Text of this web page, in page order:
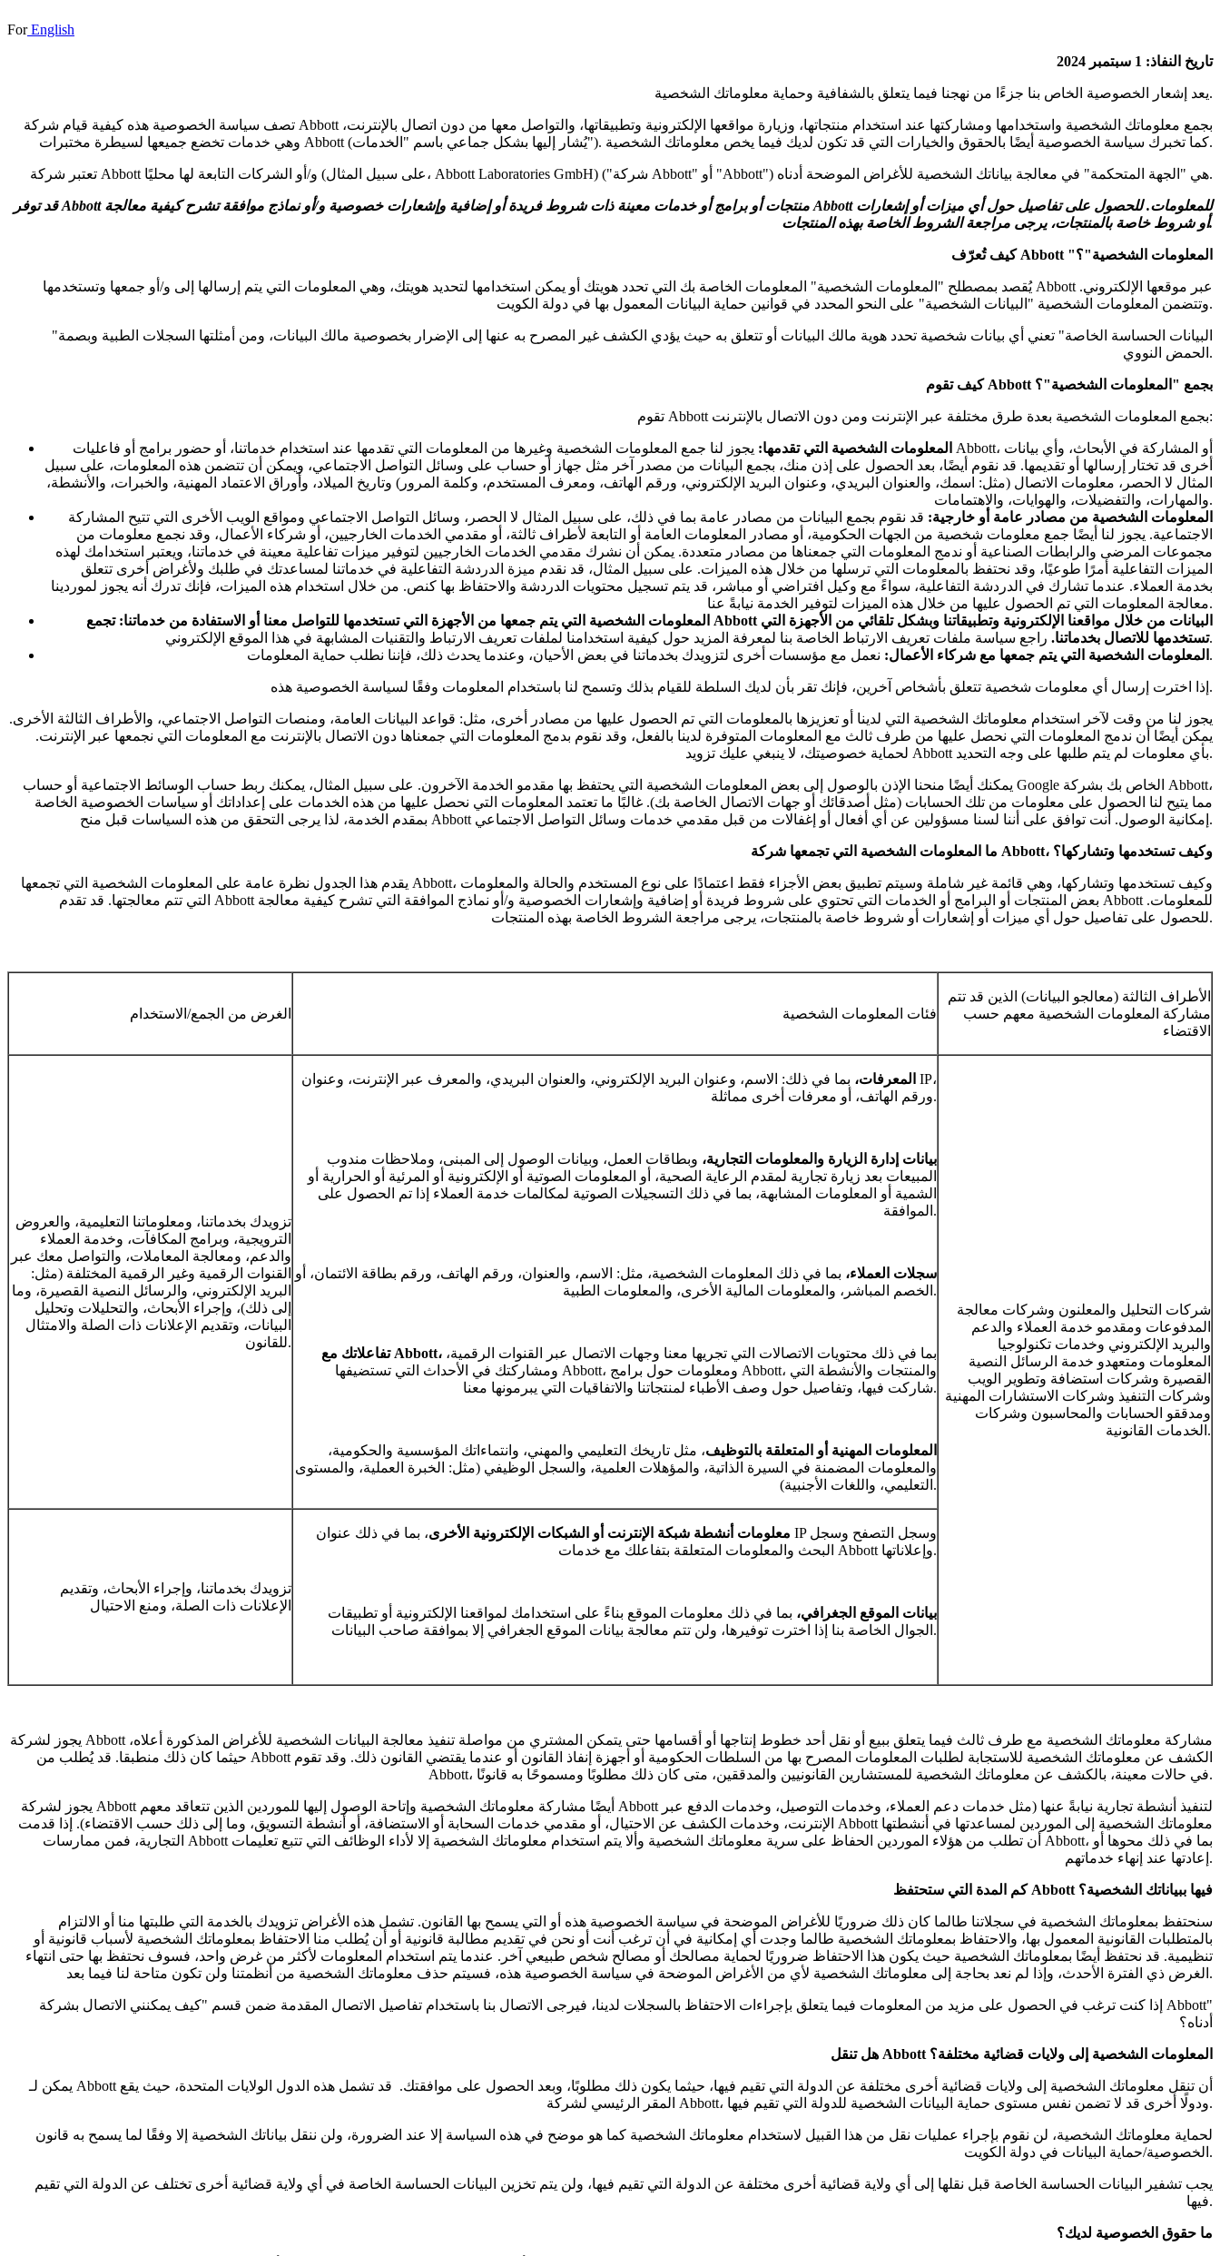
ForEnglish
تاريخ النفاذ: 1 سبتمبر 2024
يعد إشعار الخصوصية الخاص بنا جزءًا من نهجنا فيما يتعلق بالشفافية وحماية معلوماتك الشخصية.
تصف سياسة الخصوصية هذه كيفية قيام شركة Abbott بجمع معلوماتك الشخصية واستخدامها ومشاركتها عند استخدام منتجاتها، وزيارة مواقعها الإلكترونية وتطبيقاتها، والتواصل معها من دون اتصال بالإنترنت،
وهي خدمات تخضع جميعها لسيطرة مختبرات Abbott (يُشار إليها بشكل جماعي باسم "الخدمات"). كما تخبرك سياسة الخصوصية أيضًا بالحقوق والخيارات التي قد تكون لديك فيما يخص معلوماتك الشخصية.
تعتبر شركة Abbott و/أو الشركات التابعة لها محليًا (على سبيل المثال، Abbott Laboratories GmbH) ("شركة Abbott" أو "Abbott") هي "الجهة المتحكمة" في معالجة بياناتك الشخصية للأغراض الموضحة أدناه.
قد توفر Abbott منتجات أو برامج أو خدمات معينة ذات شروط فريدة أو إضافية وإشعارات خصوصية و/أو نماذج موافقة تشرح كيفية معالجة Abbott للمعلومات. للحصول على تفاصيل حول أي ميزات أو إشعارات
أو شروط خاصة بالمنتجات، يرجى مراجعة الشروط الخاصة بهذه المنتجات.
كيف تُعرّف Abbott "المعلومات الشخصية"؟
يُقصد بمصطلح "المعلومات الشخصية" المعلومات الخاصة بك التي تحدد هويتك أو يمكن استخدامها لتحديد هويتك، وهي المعلومات التي يتم إرسالها إلى و/أو جمعها وتستخدمها Abbott عبر موقعها الإلكتروني.
وتتضمن المعلومات الشخصية "البيانات الشخصية" على النحو المحدد في قوانين حماية البيانات المعمول بها في دولة الكويت.
"البيانات الحساسة الخاصة" تعني أي بيانات شخصية تحدد هوية مالك البيانات أو تتعلق به حيث يؤدي الكشف غير المصرح به عنها إلى الإضرار بخصوصية مالك البيانات، ومن أمثلتها السجلات الطبية وبصمة
الحمض النووي.
كيف تقوم Abbott بجمع "المعلومات الشخصية"؟
تقوم Abbott بجمع المعلومات الشخصية بعدة طرق مختلفة عبر الإنترنت ومن دون الاتصال بالإنترنت:
المعلومات الشخصية التي تقدمها: يجوز لنا جمع المعلومات الشخصية وغيرها من المعلومات التي تقدمها عند استخدام خدماتنا، أو حضور برامج أو فاعليات Abbott، أو المشاركة في الأبحاث، وأي بيانات
أخرى قد تختار إرسالها أو تقديمها. قد نقوم أيضًا، بعد الحصول على إذن منك، بجمع البيانات من مصدر آخر مثل جهاز أو حساب على وسائل التواصل الاجتماعي، ويمكن أن تتضمن هذه المعلومات، على سبيل
المثال لا الحصر، معلومات الاتصال (مثل: اسمك، والعنوان البريدي، وعنوان البريد الإلكتروني، ورقم الهاتف، ومعرف المستخدم، وكلمة المرور) وتاريخ الميلاد، وأوراق الاعتماد المهنية، والخبرات، والأنشطة،
والمهارات، والتفضيلات، والهوايات، والاهتمامات.
المعلومات الشخصية من مصادر عامة أو خارجية: قد نقوم بجمع البيانات من مصادر عامة بما في ذلك، على سبيل المثال لا الحصر، وسائل التواصل الاجتماعي ومواقع الويب الأخرى التي تتيح المشاركة
الاجتماعية. يجوز لنا أيضًا جمع معلومات شخصية من الجهات الحكومية، أو مصادر المعلومات العامة أو التابعة لأطراف ثالثة، أو مقدمي الخدمات الخارجيين، أو شركاء الأعمال، وقد نجمع معلومات من
مجموعات المرضى والرابطات الصناعية أو ندمج المعلومات التي جمعناها من مصادر متعددة. يمكن أن نشرك مقدمي الخدمات الخارجيين لتوفير ميزات تفاعلية معينة في خدماتنا، ويعتبر استخدامك لهذه
الميزات التفاعلية أمرًا طوعيًا، وقد نحتفظ بالمعلومات التي ترسلها من خلال هذه الميزات. على سبيل المثال، قد نقدم ميزة الدردشة التفاعلية في خدماتنا لمساعدتك في طلبك ولأغراض أخرى تتعلق
بخدمة العملاء. عندما تشارك في الدردشة التفاعلية، سواءً مع وكيل افتراضي أو مباشر، قد يتم تسجيل محتويات الدردشة والاحتفاظ بها كنص. من خلال استخدام هذه الميزات، فإنك تدرك أنه يجوز لموردينا
معالجة المعلومات التي تم الحصول عليها من خلال هذه الميزات لتوفير الخدمة نيابةً عنا.
المعلومات الشخصية التي يتم جمعها من الأجهزة التي تستخدمها للتواصل معنا أو الاستفادة من خدماتنا: تجمع Abbott البيانات من خلال مواقعنا الإلكترونية وتطبيقاتنا وبشكل تلقائي من الأجهزة التي
تستخدمها للاتصال بخدماتنا.راجع سياسة ملفات تعريف الارتباط الخاصة بنا لمعرفة المزيد حول كيفية استخدامنا لملفات تعريف الارتباط والتقنيات المشابهة في هذا الموقع الإلكتروني.
المعلومات الشخصية التي يتم جمعها مع شركاء الأعمال: نعمل مع مؤسسات أخرى لتزويدك بخدماتنا في بعض الأحيان، وعندما يحدث ذلك، فإننا نطلب حماية المعلومات.
إذا اخترت إرسال أي معلومات شخصية تتعلق بأشخاص آخرين، فإنك تقر بأن لديك السلطة للقيام بذلك وتسمح لنا باستخدام المعلومات وفقًا لسياسة الخصوصية هذه.
يجوز لنا من وقت لآخر استخدام معلوماتك الشخصية التي لدينا أو تعزيزها بالمعلومات التي تم الحصول عليها من مصادر أخرى، مثل: قواعد البيانات العامة، ومنصات التواصل الاجتماعي، والأطراف الثالثة الأخرى.
يمكن أيضًا أن ندمج المعلومات التي نحصل عليها من طرف ثالث مع المعلومات المتوفرة لدينا بالفعل، وقد نقوم بدمج المعلومات التي جمعناها دون الاتصال بالإنترنت مع المعلومات التي نجمعها عبر الإنترنت.
لحماية خصوصيتك، لا ينبغي عليك تزويد Abbott بأي معلومات لم يتم طلبها على وجه التحديد.
يمكنك أيضًا منحنا الإذن بالوصول إلى بعض المعلومات الشخصية التي يحتفظ بها مقدمو الخدمة الآخرون. على سبيل المثال، يمكنك ربط حساب الوسائط الاجتماعية أو حساب Google الخاص بك بشركة Abbott،
مما يتيح لنا الحصول على معلومات من تلك الحسابات (مثل أصدقائك أو جهات الاتصال الخاصة بك). غالبًا ما تعتمد المعلومات التي نحصل عليها من هذه الخدمات على إعداداتك أو سياسات الخصوصية الخاصة
بمقدم الخدمة، لذا يرجى التحقق من هذه السياسات قبل منح Abbott إمكانية الوصول. أنت توافق على أننا لسنا مسؤولين عن أي أفعال أو إغفالات من قبل مقدمي خدمات وسائل التواصل الاجتماعي.
ما المعلومات الشخصية التي تجمعها شركة Abbott، وكيف تستخدمها وتشاركها؟
يقدم هذا الجدول نظرة عامة على المعلومات الشخصية التي تجمعها Abbott، وكيف تستخدمها وتشاركها، وهي قائمة غير شاملة وسيتم تطبيق بعض الأجزاء فقط اعتمادًا على نوع المستخدم والحالة والمعلومات
التي تتم معالجتها. قد تقدم Abbott بعض المنتجات أو البرامج أو الخدمات التي تحتوي على شروط فريدة أو إضافية وإشعارات الخصوصية و/أو نماذج الموافقة التي تشرح كيفية معالجة Abbott للمعلومات.
للحصول على تفاصيل حول أي ميزات أو إشعارات أو شروط خاصة بالمنتجات، يرجى مراجعة الشروط الخاصة بهذه المنتجات.
الغرض من الجمع/الاستخدام فئات المعلومات الشخصية
الأطراف الثالثة (معالجو البيانات) الذين قد تتم
مشاركة المعلومات الشخصية معهم حسب
الاقتضاء
تزويدك بخدماتنا، ومعلوماتنا التعليمية، والعروض
الترويجية، وبرامج المكافآت، وخدمة العملاء
والدعم، ومعالجة المعاملات، والتواصل معك عبر
القنوات الرقمية وغير الرقمية المختلفة (مثل:
البريد الإلكتروني، والرسائل النصية القصيرة، وما
إلى ذلك)، وإجراء الأبحاث، والتحليلات وتحليل
البيانات، وتقديم الإعلانات ذات الصلة والامتثال
للقانون.
المعرفات، بما في ذلك: الاسم، وعنوان البريد الإلكتروني، والعنوان البريدي، والمعرف عبر الإنترنت، وعنوان IP،
ورقم الهاتف، أو معرفات أخرى مماثلة.
بيانات إدارة الزيارة والمعلومات التجارية، وبطاقات العمل، وبيانات الوصول إلى المبنى، وملاحظات مندوب
المبيعات بعد زيارة تجارية لمقدم الرعاية الصحية، أو المعلومات الصوتية أو الإلكترونية أو المرئية أو الحرارية أو
الشمية أو المعلومات المشابهة، بما في ذلك التسجيلات الصوتية لمكالمات خدمة العملاء إذا تم الحصول على
الموافقة.
سجلات العملاء، بما في ذلك المعلومات الشخصية، مثل: الاسم، والعنوان، ورقم الهاتف، ورقم بطاقة الائتمان، أو
الخصم المباشر، والمعلومات المالية الأخرى، والمعلومات الطبية.
تفاعلاتك مع Abbott،
ومشاركتك في الأحداث التي تستضيفها Abbott، ومعلومات حول برامج Abbott، والمنتجات والأنشطة التي
شاركت فيها، وتفاصيل حول وصف الأطباء لمنتجاتنا والاتفاقيات التي يبرمونها معنا.
المعلومات المهنية أو المتعلقة بالتوظيف، مثل تاريخك التعليمي والمهني، وانتماءاتك المؤسسية والحكومية،
والمعلومات المضمنة في السيرة الذاتية، والمؤهلات العلمية، والسجل الوظيفي (مثل: الخبرة العملية، والمستوى
التعليمي، واللغات الأجنبية).
شركات التحليل والمعلنون وشركات معالجة
المدفوعات ومقدمو خدمة العملاء والدعم
والبريد الإلكتروني وخدمات تكنولوجيا
المعلومات ومتعهدو خدمة الرسائل النصية
القصيرة وشركات استضافة وتطوير الويب
وشركات التنفيذ وشركات الاستشارات المهنية
ومدققو الحسابات والمحاسبون وشركات
الخدمات القانونية.
تزويدك بخدماتنا، وإجراء الأبحاث، وتقديم
الإعلانات ذات الصلة، ومنع الاحتيال
معلومات أنشطة شبكة الإنترنت أو الشبكات الإلكترونية الأخرى، بما في ذلك عنوان IP وسجل التصفح وسجل
البحث والمعلومات المتعلقة بتفاعلك مع خدمات Abbott وإعلاناتها.
بيانات الموقع الجغرافي، بما في ذلك معلومات الموقع بناءً على استخدامك لمواقعنا الإلكترونية أو تطبيقات
الجوال الخاصة بنا إذا اخترت توفيرها، ولن تتم معالجة بيانات الموقع الجغرافي إلا بموافقة صاحب البيانات.
يجوز لشركة Abbott مشاركة معلوماتك الشخصية مع طرف ثالث فيما يتعلق ببيع أو نقل أحد خطوط إنتاجها أو أقسامها حتى يتمكن المشتري من مواصلة تنفيذ معالجة البيانات الشخصية للأغراض المذكورة أعلاه،
حيثما كان ذلك منطبقا. قد يُطلب من Abbott الكشف عن معلوماتك الشخصية للاستجابة لطلبات المعلومات المصرح بها من السلطات الحكومية أو أجهزة إنفاذ القانون أو عندما يقتضي القانون ذلك. وقد تقوم
Abbott، في حالات معينة، بالكشف عن معلوماتك الشخصية للمستشارين القانونيين والمدققين، متى كان ذلك مطلوبًا ومسموحًا به قانونًا.
يجوز لشركة Abbott أيضًا مشاركة معلوماتك الشخصية وإتاحة الوصول إليها للموردين الذين تتعاقد معهم Abbott لتنفيذ أنشطة تجارية نيابةً عنها (مثل خدمات دعم العملاء، وخدمات التوصيل، وخدمات الدفع عبر
الإنترنت، وخدمات الكشف عن الاحتيال، أو مقدمي خدمات السحابة أو الاستضافة، أو أنشطة التسويق، وما إلى ذلك حسب الاقتضاء). إذا قدمت Abbott معلوماتك الشخصية إلى الموردين لمساعدتها في أنشطتها
التجارية، فمن ممارسات Abbott أن تطلب من هؤلاء الموردين الحفاظ على سرية معلوماتك الشخصية وألا يتم استخدام معلوماتك الشخصية إلا لأداء الوظائف التي تتبع تعليمات Abbott، بما في ذلك محوها أو
إعادتها عند إنهاء خدماتهم.
كم المدة التي ستحتفظ Abbott فيها ببياناتك الشخصية؟
سنحتفظ بمعلوماتك الشخصية في سجلاتنا طالما كان ذلك ضروريًا للأغراض الموضحة في سياسة الخصوصية هذه أو التي يسمح بها القانون. تشمل هذه الأغراض تزويدك بالخدمة التي طلبتها منا أو الالتزام
بالمتطلبات القانونية المعمول بها، والاحتفاظ بمعلوماتك الشخصية طالما وجدت أي إمكانية في أن ترغب أنت أو نحن في تقديم مطالبة قانونية أو أن يُطلب منا الاحتفاظ بمعلوماتك الشخصية لأسباب قانونية أو
تنظيمية. قد نحتفظ أيضًا بمعلوماتك الشخصية حيث يكون هذا الاحتفاظ ضروريًا لحماية مصالحك أو مصالح شخص طبيعي آخر. عندما يتم استخدام المعلومات لأكثر من غرض واحد، فسوف نحتفظ بها حتى انتهاء
الغرض ذي الفترة الأحدث، وإذا لم نعد بحاجة إلى معلوماتك الشخصية لأي من الأغراض الموضحة في سياسة الخصوصية هذه، فسيتم حذف معلوماتك الشخصية من أنظمتنا ولن تكون متاحة لنا فيما بعد.
إذا كنت ترغب في الحصول على مزيد من المعلومات فيما يتعلق بإجراءات الاحتفاظ بالسجلات لدينا، فيرجى الاتصال بنا باستخدام تفاصيل الاتصال المقدمة ضمن قسم "كيف يمكنني الاتصال بشركة Abbott"
أدناه؟
هل تنقل Abbott المعلومات الشخصية إلى ولايات قضائية مختلفة؟
يمكن لـ Abbott أن تنقل معلوماتك الشخصية إلى ولايات قضائية أخرى مختلفة عن الدولة التي تقيم فيها، حيثما يكون ذلك مطلوبًا، وبعد الحصول على موافقتك. قد تشمل هذه الدول الولايات المتحدة، حيث يقع
المقر الرئيسي لشركة Abbott، ودولًا أخرى قد لا تضمن نفس مستوى حماية البيانات الشخصية للدولة التي تقيم فيها.
لحماية معلوماتك الشخصية، لن نقوم بإجراء عمليات نقل من هذا القبيل لاستخدام معلوماتك الشخصية كما هو موضح في هذه السياسة إلا عند الضرورة، ولن ننقل بياناتك الشخصية إلا وفقًا لما يسمح به قانون
الخصوصية/حماية البيانات في دولة الكويت.
يجب تشفير البيانات الحساسة الخاصة قبل نقلها إلى أي ولاية قضائية أخرى مختلفة عن الدولة التي تقيم فيها، ولن يتم تخزين البيانات الحساسة الخاصة في أي ولاية قضائية أخرى تختلف عن الدولة التي تقيم
فيها.
ما حقوق الخصوصية لديك؟